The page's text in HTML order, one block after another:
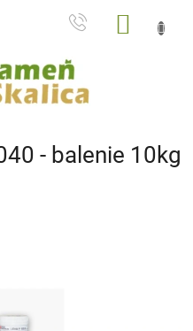
- balenie 10kg